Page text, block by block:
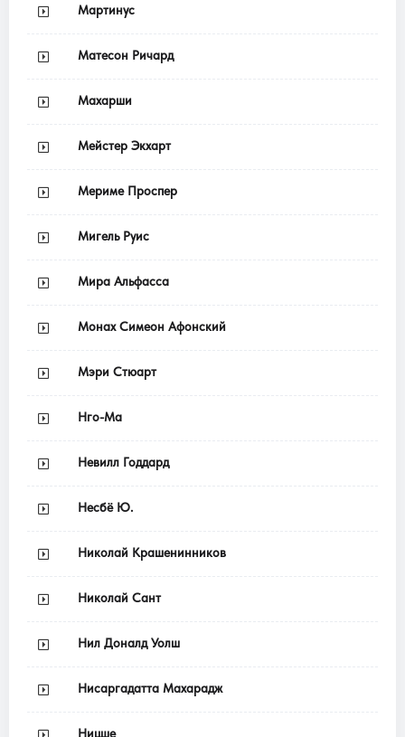
Мартинус
Матесон Ричард
Махарши
Мейстер Экхарт
Мериме Проспер
Мигель Руис
Мира Альфасса
Монах Симеон Афонский
Мэри Стюарт
Нго-Ма
Невилл Годдард
Несбё Ю.
Николай Крашенинников
Николай Сант
Нил Доналд Уолш
Нисаргадатта Махарадж
Ницше